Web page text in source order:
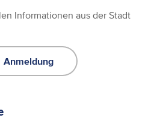
Informationen aus der Stadt
Anmeldung